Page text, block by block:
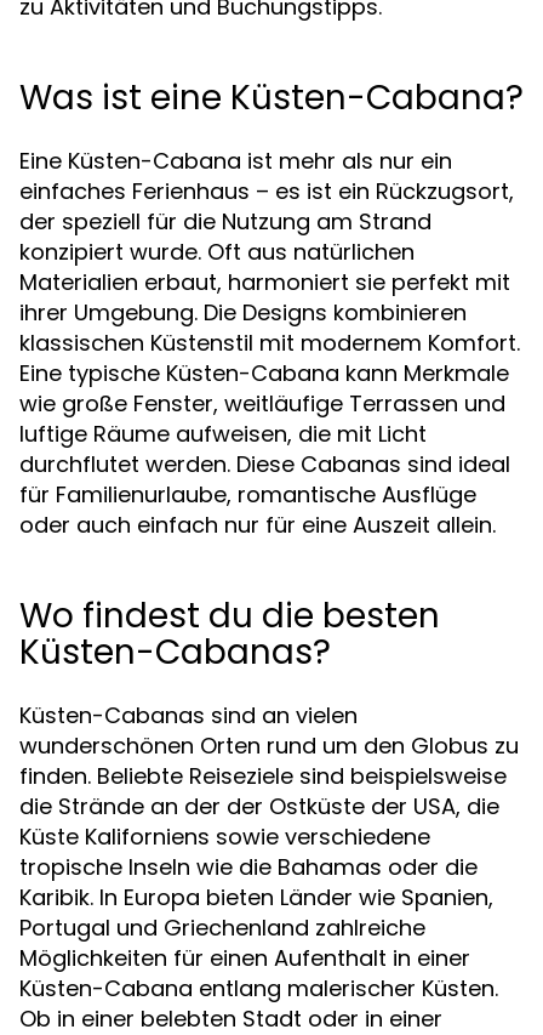
zu Aktivitäten und Buchungstipps.
Was ist eine Küsten-Cabana?
Eine Küsten-Cabana ist mehr als nur ein
einfaches Ferienhaus – es ist ein Rückzugsort,
der speziell für die Nutzung am Strand
konzipiert wurde. Oft aus natürlichen
Materialien erbaut, harmoniert sie perfekt mit
ihrer Umgebung. Die Designs kombinieren
klassischen Küstenstil mit modernem Komfort.
Eine typische Küsten-Cabana kann Merkmale
wie große Fenster, weitläufige Terrassen und
luftige Räume aufweisen, die mit Licht
durchflutet werden. Diese Cabanas sind ideal
für Familienurlaube, romantische Ausflüge
oder auch einfach nur für eine Auszeit allein.
Wo findest du die besten
Küsten-Cabanas?
Küsten-Cabanas sind an vielen
wunderschönen Orten rund um den Globus zu
finden. Beliebte Reiseziele sind beispielsweise
die Strände an der der Ostküste der USA, die
Küste Kaliforniens sowie verschiedene
tropische Inseln wie die Bahamas oder die
Karibik. In Europa bieten Länder wie Spanien,
Portugal und Griechenland zahlreiche
Möglichkeiten für einen Aufenthalt in einer
Küsten-Cabana entlang malerischer Küsten.
Ob in einer belebten Stadt oder in einer